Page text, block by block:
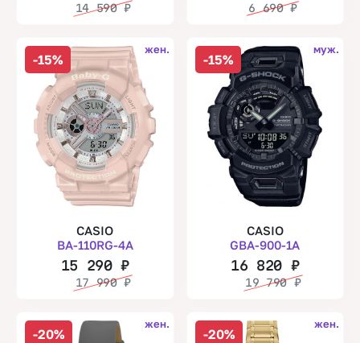
14 590₽ 6 690₽
-15%
жен.
CASIO
BA-110RG-4A
15 290₽
17 990₽
-15%
муж.
CASIO
GBA-900-1A
16 820 ₽
19 790₽
-20%
жен.
-20%
жен.